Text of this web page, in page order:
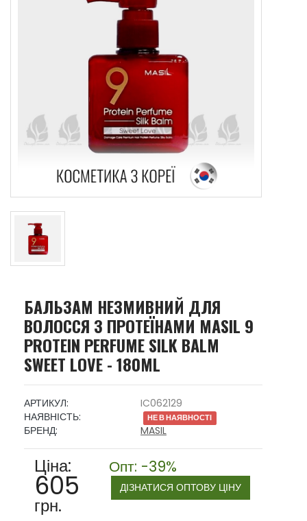
БАЛЬЗАМ НЕЗМИВНИЙ ДЛЯ
ВОЛОССЯ З ПРОТЕЇНАМИ MASIL 9
PROTEIN PERFUME SILK BALM
SWEET LOVE - 180ML
АРТИКУЛ:
IC062129
НАЯВНІСТЬ:
НЕ В НАЯВНОСТІ
БРЕНД: MASIL
Ціна:
605
грн.
Опт: -39%
ДІЗНАТИСЯ ОПТОВУ ЦІНУ